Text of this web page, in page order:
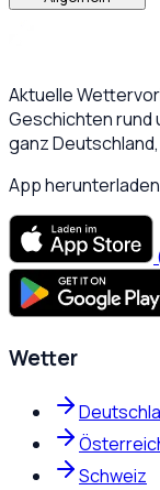
Aktuelle
Geschichten
ganz
App herunterladen
Wetter
Schweiz